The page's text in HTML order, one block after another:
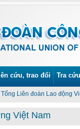
cứu, trao đổi Tra
Tổng Liên đoàn Lao động
Việt Nam